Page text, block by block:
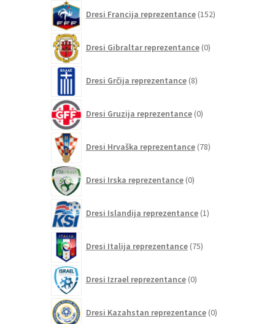
Dresi Francija reprezentance 152izdelkov
Dresi Gibraltar reprezentance 0izdelkov
Dresi Grčija reprezentance 8izdelkov
Dresi Gruzija reprezentance 0izdelkov
Dresi Hrvaška reprezentance 78izdelkov
Dresi Irska reprezentance 0izdelkov
Dresi Islandija reprezentance 1izdelek
Dresi Italija reprezentance 75izdelkov
Dresi Izrael reprezentance 0izdelkov
Dresi Kazahstan reprezentance 0izdelkov